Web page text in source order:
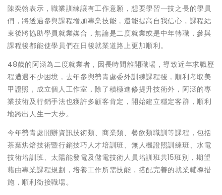
陳奕翰表示，職業訓練讓有工作意願，想要學習一技之長的學員
們，將透過參與課程增加專業技能，還能提高自我信心，課程結
束後將協助學員就業媒合，無論是二度就業或是中年轉職，參與
課程後都能使學員們在日後就業道路上更加順利。
48歲的阿涵為二度就業者，因長時間離開職場，導致近年求職歷
程遭遇不少困境，去年參與勞青處委外訓練課程後，順利考取美
甲證照，成立個人工作室，除了積極進修提升技術外，阿涵的專
業技術及行銷手法也獲許多顧客肯定，開始建立穩定客群，順利
地跨出人生一大步。
今年勞青處開辦資訊技術類、商業類、餐飲類職訓等課程，包括
茶葉烘焙技術暨行銷技巧人才培訓班、無人機證照訓練班、水電
技術培訓班、太陽能發電及儲電技術人員培訓班共15班別，期望
藉由專業課程規劃，培養工作所需技能，搭配完善的就業輔導措
施，順利銜接職場。